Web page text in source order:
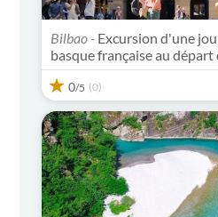
Bilbao - Excursion d'une
basque française au départ
0/5 (0)